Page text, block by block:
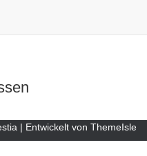
| Entwickelt von ThemeIsle